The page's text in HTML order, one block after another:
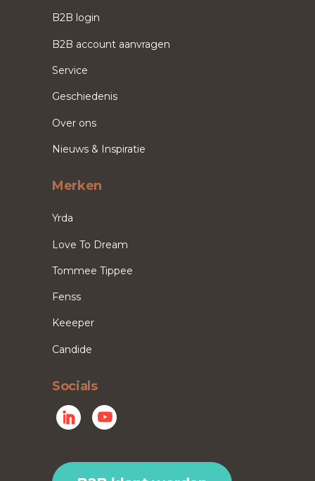
B2B login
B2B account aanvragen
Service
Geschiedenis
Over ons
Nieuws & Inspiratie
Merken
Yrda
Love To Dream
Tommee Tippee
Fenss
Keeeper
Candide
Socials